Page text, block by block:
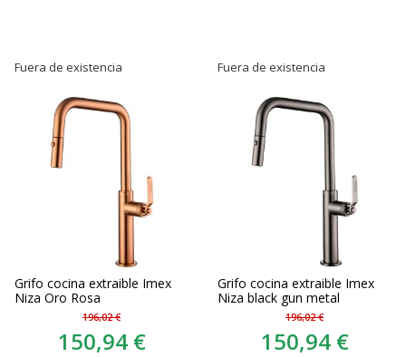
Fuera de existencia Fuera de existencia
Grifo cocina extraible Imex
Niza Oro Rosa
196,02 €
150,94 €
Grifo cocina extraible Imex
Niza black gun metal
196,02 €
150,94 €